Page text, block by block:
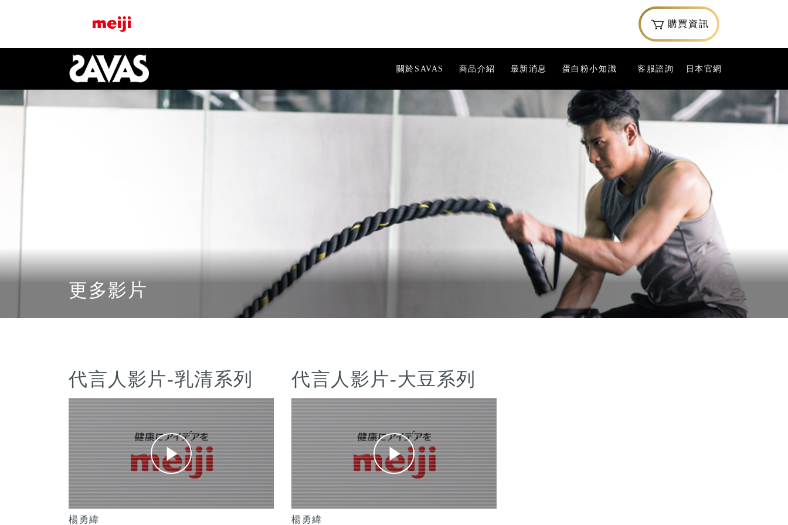
購買資訊
關於SAVAS 商品介紹 最新消息 蛋白粉小知識 客服諮詢 日本官網
更多影片
代言人影片-乳清系列
楊勇緯
代言人影片-大豆系列
楊勇緯